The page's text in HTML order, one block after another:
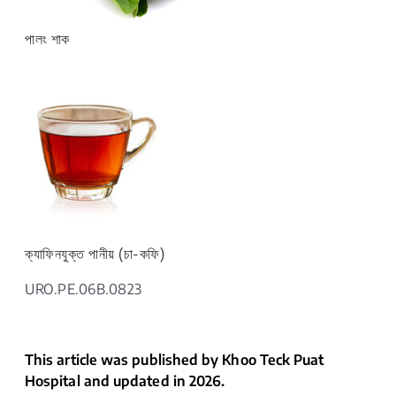
পালং শাক
ক্যাফিনযুক্ত পানীয় (চা-কফি)
URO.PE.06B.0823
This article was published by Khoo Teck Puat
Hospital and updated in 2026.